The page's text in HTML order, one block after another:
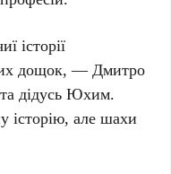
історії
дощок, —Дмитро
тадідусь Юхим.
історію, але шахи